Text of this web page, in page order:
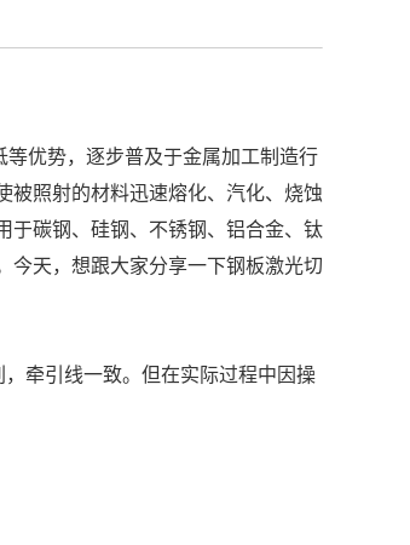
优势，逐步普及于金属加工制造行
被照射的材料迅速熔化、汽化、烧蚀
于碳钢、硅钢、不锈钢、铝合金、钛
今天，想跟大家分享一下钢板激光切
牵引线一致。但在实际过程中因操